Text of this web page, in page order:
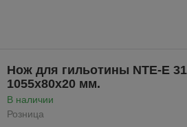
Нож для гильотины NTE-E
1055х80х20 мм.
В наличии
Розница